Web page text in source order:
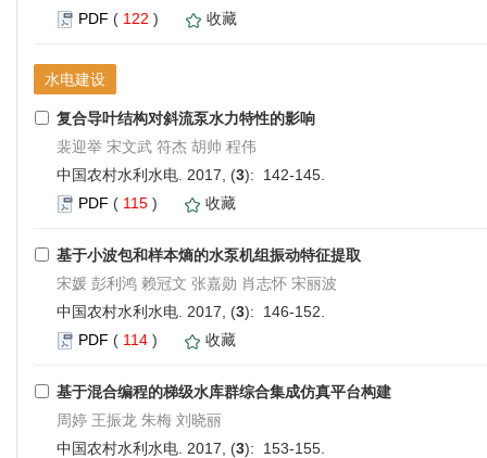
PDF ( 122 ) 收藏
水电建设
复合导叶结构对斜流泵水力特性的影响
裴迎举 宋文武 符杰 胡帅 程伟
中国农村水利水电. 2017, (3): 142-145.
PDF ( 115 ) 收藏
基于小波包和样本熵的水泵机组振动特征提取
宋媛 彭利鸿 赖冠文 张嘉勋 肖志怀 宋丽波
中国农村水利水电. 2017, (3): 146-152.
PDF ( 114 ) 收藏
基于混合编程的梯级水库群综合集成仿真平台构建
周婷 王振龙 朱梅 刘晓丽
中国农村水利水电. 2017, (3): 153-155.